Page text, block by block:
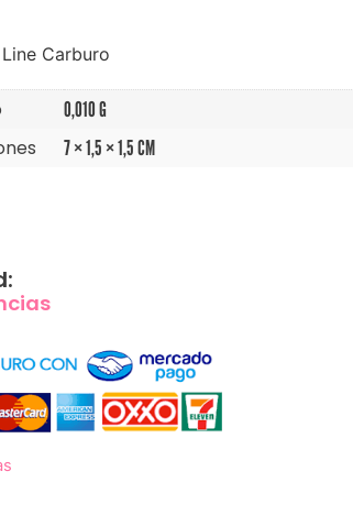
Carburo
0,010 G
7 × 1,5 × 1,5 CM